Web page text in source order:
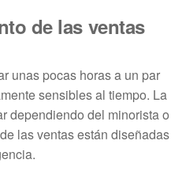
de las ventas
unas pocas horas a un par
sensibles al tiempo. La
dependiendo del minorista o
las ventas están diseñadas